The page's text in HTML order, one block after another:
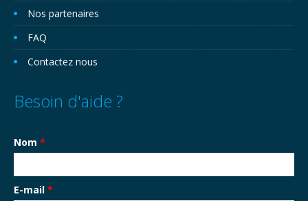
Nos partenaires
FAQ
Contactez nous
Besoin d'aide ?
Nom *
E-mail *